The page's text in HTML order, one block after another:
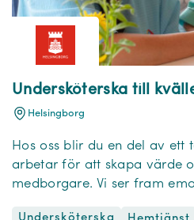
Undersköterska till
Helsingborg
Hos oss blir du en del av ett
arbetar för att skapa värde
medborgare. Vi ser fram